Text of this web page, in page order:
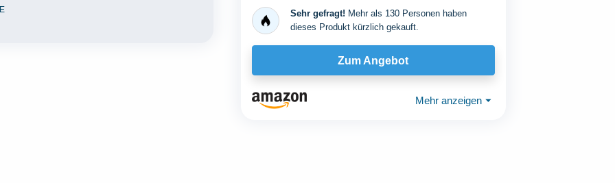
Größe M/L...Sehr gefragt! Mehr als 130 Personen haben
dieses Produkt kürzlich gekauft.
Zum Angebot
Mehr anzeigen ⏷